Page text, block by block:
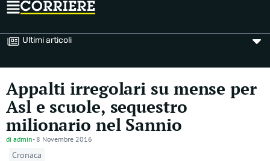
Ultimi articoli
Appalti irregolari su mense per
Asl e scuole, sequestro
milionario nel Sannio
di admin- 8 Novembre 2016
Cronaca